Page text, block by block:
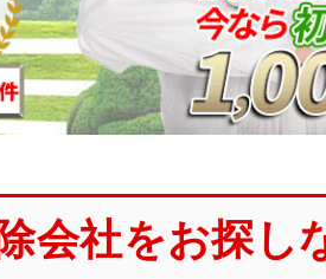
会社をお探し